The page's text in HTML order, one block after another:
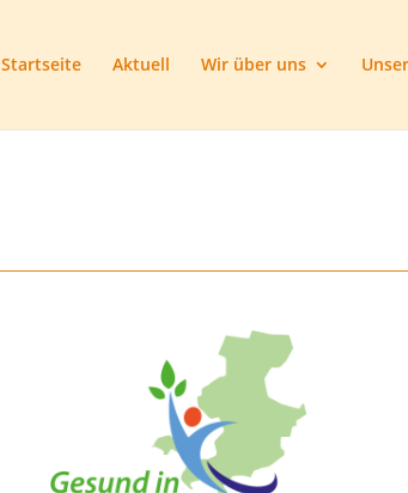
Startseite Aktuell Wir über uns